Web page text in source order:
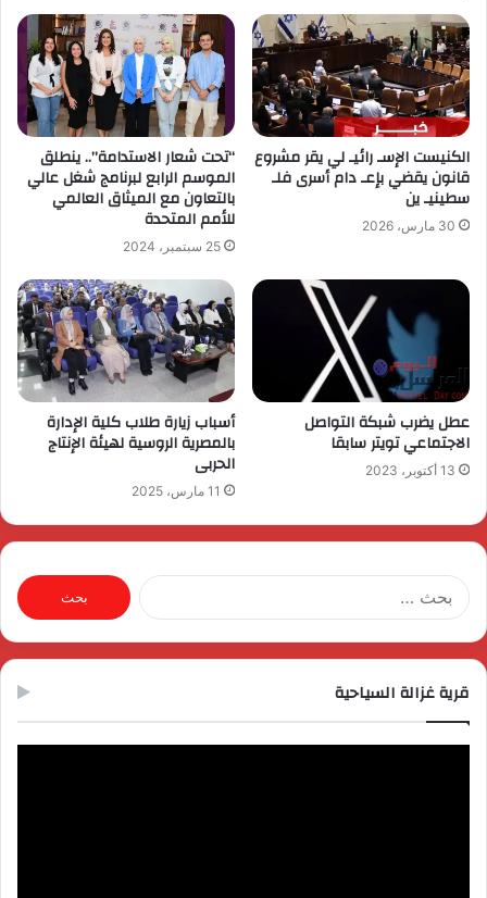
الكنيست الإسـ رائيـ لي يقر مشروع
قانون يقضي بإعـ دام أسرى فلـ
سطينيـ ين
30 مارس، 2026
“تحت شعار الاستدامة”.. ينطلق
الموسم الرابع لبرنامج شغل عالي
بالتعاون مع الميثاق العالمي
للأمم المتحدة
25 سبتمبر، 2024
عطل يضرب شبكة التواصل
الاجتماعي تويتر سابقا
13 أكتوبر، 2023
أسباب زيارة طلاب كلية الإدارة
بالمصرية الروسية لهيئة الإنتاج
الحربى
11 مارس، 2025
البحث
عن:
قرية غزالة السياحية